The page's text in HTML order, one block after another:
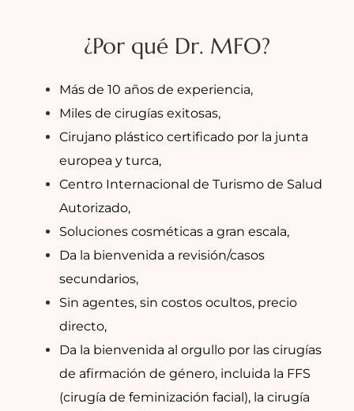
¿Por qué Dr. MFO?
Más de 10 años de experiencia,
Miles de cirugías exitosas,
Cirujano plástico certificado por la junta
europea y turca,
Centro Internacional de Turismo de Salud
Autorizado,
Soluciones cosméticas a gran escala,
Da la bienvenida a revisión/casos
secundarios,
Sin agentes, sin costos ocultos, precio
directo,
Da la bienvenida al orgullo por las cirugías
de afirmación de género, incluida la FFS
(cirugía de feminización facial), la cirugía